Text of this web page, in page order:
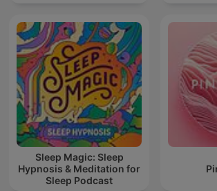
Sleep Magic: Sleep
Hypnosis & Meditation for
Sleep Podcast